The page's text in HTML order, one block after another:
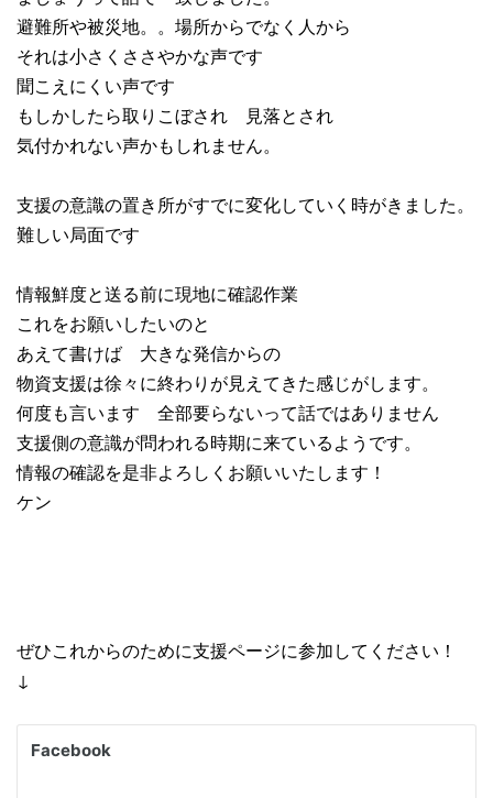
避難所や被災地。。場所からでなく人から
それは小さくささやかな声です
聞こえにくい声です
もしかしたら取りこぼされ 見落とされ
気付かれない声かもしれません。
支援の意識の置き所がすでに変化していく時がきました。
難しい局面です
情報鮮度と送る前に現地に確認作業
これをお願いしたいのと
あえて書けば 大きな発信からの
物資支援は徐々に終わりが見えてきた感じがします。
何度も言います 全部要らないって話ではありません
支援側の意識が問われる時期に来ているようです。
情報の確認を是非よろしくお願いいたします！
ケン
ぜひこれからのために支援ページに参加してください！
↓